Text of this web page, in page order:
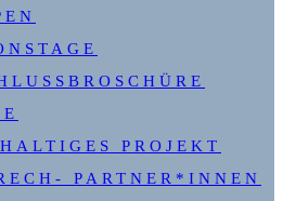
PROJEKT
PARTNER*INNEN